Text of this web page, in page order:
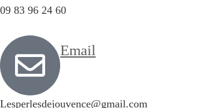
09 83 96 24 60
Email
Lesperlesdejouvence@gmail.com